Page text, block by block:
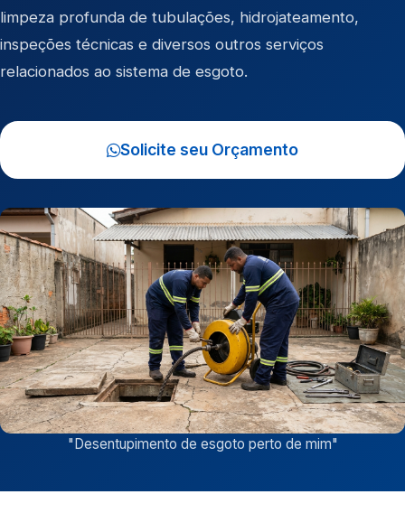
limpeza profunda de tubulações, hidrojateamento,
inspeções técnicas e diversos outros serviços
relacionados ao sistema de esgoto.
Solicite seu Orçamento
"Desentupimento de esgoto perto de mim"